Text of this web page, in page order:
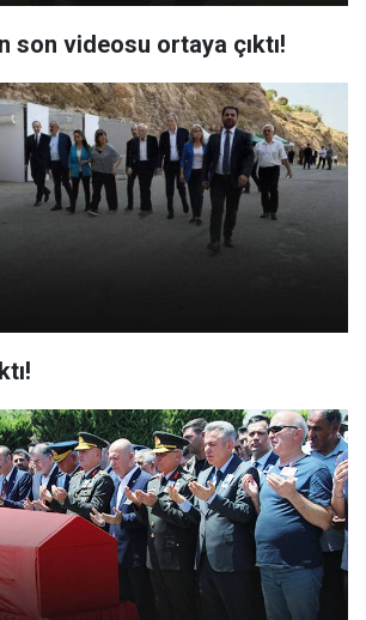
son videosu ortaya çıktı!